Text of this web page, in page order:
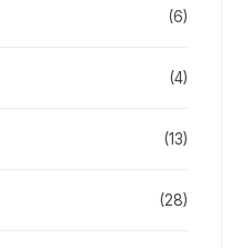
(6)
(4)
(13)
(28)